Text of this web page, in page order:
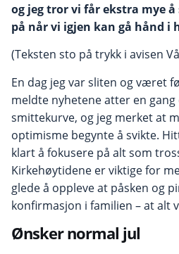
og jeg tror vi får ekstra mye
på når vi igjen kan gå hånd
(Teksten sto på trykk i avisen
En dag jeg var sliten og været
meldte nyhet­ene atter en
smittekurve, og jeg merket at
optimisme begynte å svikte.
klart å fokusere på alt som
Kirkehøytidene er viktige for
glede å oppleve at påsken og
konfirmasjon i familien – at alt
Ønsker normal jul